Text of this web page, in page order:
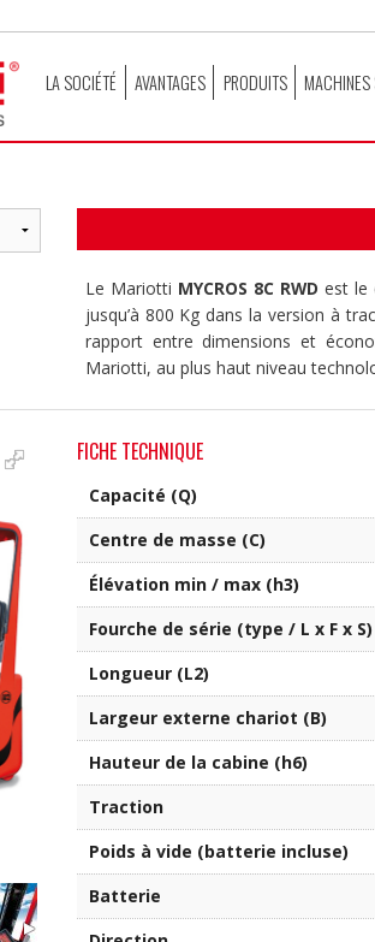
LA SOCIÉTÉ AVANTAGES PRODUITS MACHINES
Le Mariotti MYCROS 8C RWD est le
jusqu’à 800 Kg dans la version à
rapport entre dimensions et
Mariotti, au plus haut niveau
FICHE TECHNIQUE
Capacité (Q)
Centre de masse (C)
Élévation min / max (h3)
Fourche de série (type / L x F x S)
Longueur (L2)
Largeur externe chariot (B)
Hauteur de la cabine (h6)
Traction
Poids à vide (batterie incluse)
Batterie